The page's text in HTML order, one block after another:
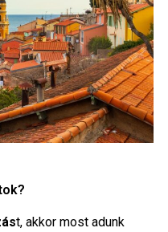
t, akkor most adunk